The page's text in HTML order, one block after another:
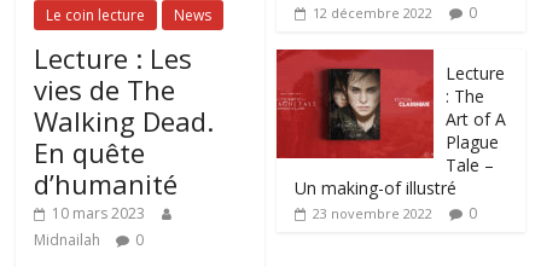
Le coin lecture News
Lecture : Les
vies de The
Walking Dead.
En quête
d’humanité
10 mars 2023
Midnailah
0
12 décembre 2022 0
Lecture
: The
Art of A
Plague
Tale –
Un making-of illustré
23 novembre 2022 0